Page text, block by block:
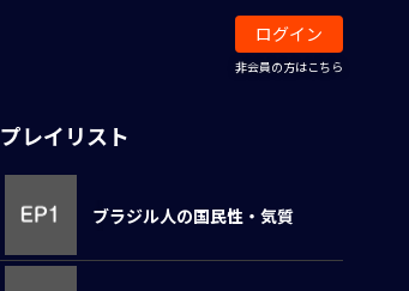
ログイン
非会員の方はこちら
プレイリスト
ブラジル人の国民性・気質